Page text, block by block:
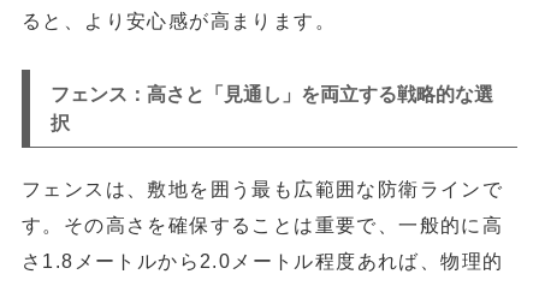
ると、より安心感が高まります。
フェンス：高さと「見通し」を両立する戦略的な選
択
フェンスは、敷地を囲う最も広範囲な防衛ラインで
す。その高さを確保することは重要で、一般的に 高
さ1.8メートルから2.0メートル程度あれば、物理的